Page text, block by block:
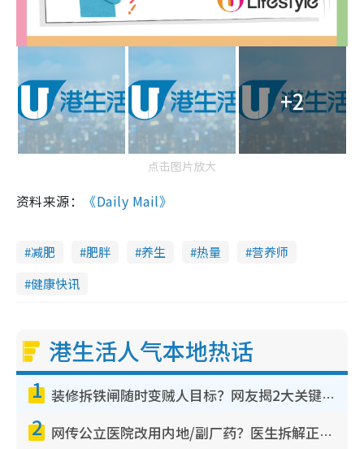
+2
点击图片放大
资料来源： 《Daily Mail》
减肥 肥胖 养生 热量
营养师
健康快讯
港生活人气本地热话
1 装修拆铁闸随时变贼人目标？网友揭2大关键用途：装新款等于白装？附新旧铁闸分别
2 网传公立医院改用内地/副厂药？医生拆解正副厂分别，揭4类人换药随时出事